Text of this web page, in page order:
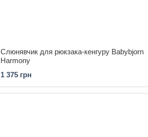
Слюнявчик для рюкзака-кенгуру Babybjorn
Harmony
1 375 грн